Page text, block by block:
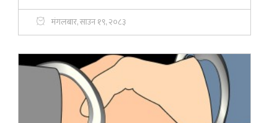
मंगलबार, साउन १९, २०८३